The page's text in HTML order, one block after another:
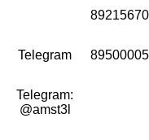
Telegram
Telegram:
@amst3l